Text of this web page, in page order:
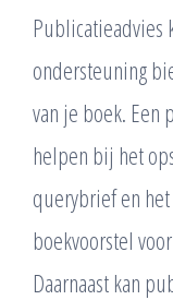
Publicatieadvies
ondersteuning
van je boek. Een
helpen bij het
querybrief en
boekvoorstel
Daarnaast kan